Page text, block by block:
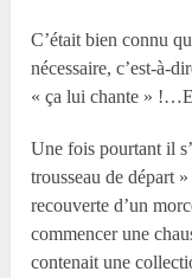
C’était bien connu
nécessaire, c’est-à-
« ça lui chante »
Une fois pourtant il
trousseau de départ
recouverte d’un
commencer une
contenait une